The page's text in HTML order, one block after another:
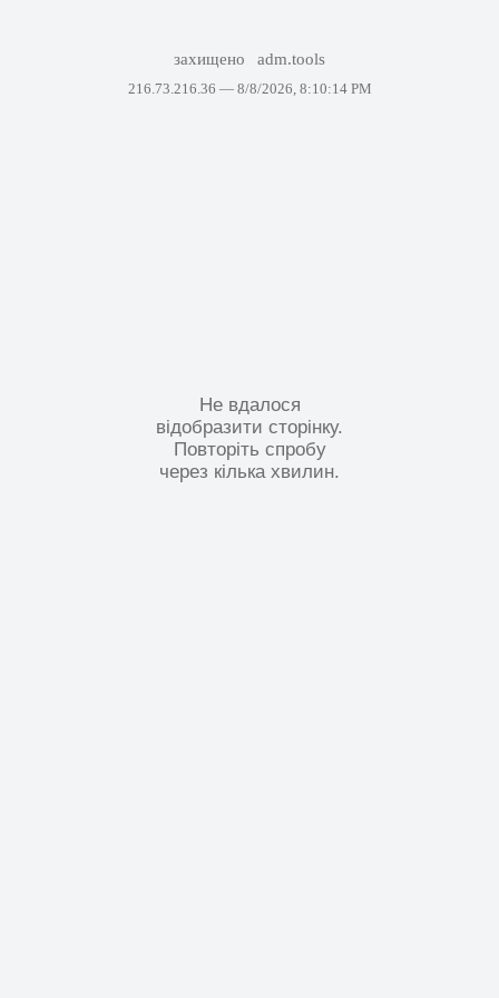
захищено adm.tools
216.73.216.36 — 8/8/2026, 8:10:14 PM
Не вдалося
відобразити сторінку.
Повторіть спробу
через кілька хвилин.